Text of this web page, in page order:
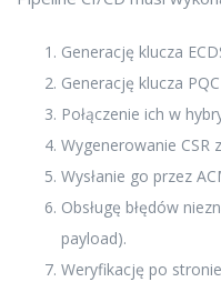
Generację klucza
Generację klucza
Połączenie ich w
Wygenerowanie CSR
Wysłanie go przez
Obsługę błędów
payload).
Weryfikację po